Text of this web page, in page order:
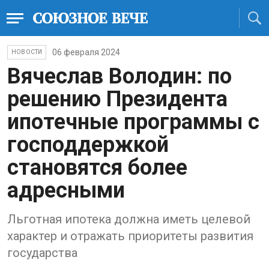
НОВОСТИ 06 февраля 2024
Вячеслав Володин: по
решению Президента
ипотечные программы с
господдержкой
становятся более
адресными
Льготная ипотека должна иметь целевой
характер и отражать приоритеты развития
государства